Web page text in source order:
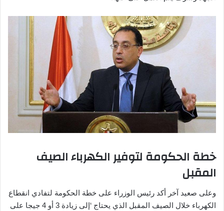
خطة الحكومة لتوفير الكهرباء الصيف
المقبل
وعلى صعيد آخر أكد رئيس الوزراء على خطة الحكومة لتفادي انقطاع
الكهرباء خلال الصيف المقبل الذي يحتاج ‘إلى زيادة 3 أو 4 جيجا على